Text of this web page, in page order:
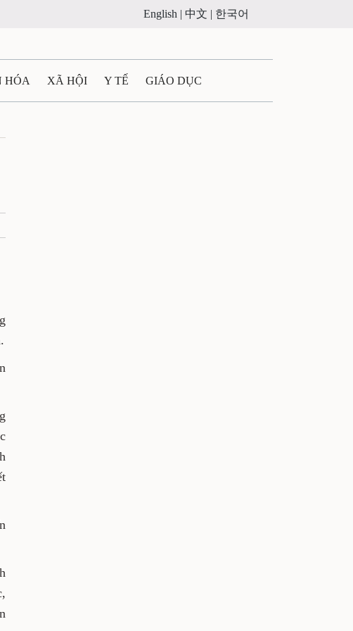
English | 中文 | 한국어
HÓA XÃ HỘI Y TẾ GIÁO DỤC
TIN - QUẢNG CÁO